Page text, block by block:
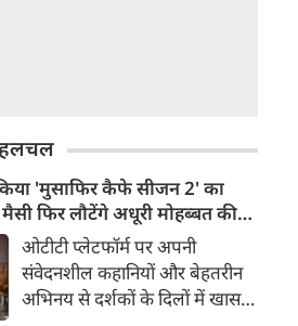
हलचल
'मुसाफिर कैफे सीजन 2' का
मैसी फिर लौटेंगे अधूरी मोहब्बत की
ओटीटी प्लेटफॉर्म पर अपनी
संवेदनशील कहानियों और बेहतरीन
अभिनय से दर्शकों के दिलों में खास